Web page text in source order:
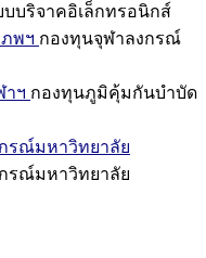
บบริจาคอิเล็กทรอนิกส์
พฯ กองทุนจุฬาลงกรณ์
าฯ กองทุนภูมิคุ้มกันบำบัด
รณ์มหาวิทยาลัย
รณ์มหาวิทยาลัย